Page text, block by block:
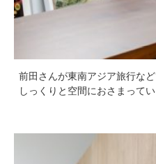
前田さんが東南アジア旅行な
しっくりと空間におさまってい